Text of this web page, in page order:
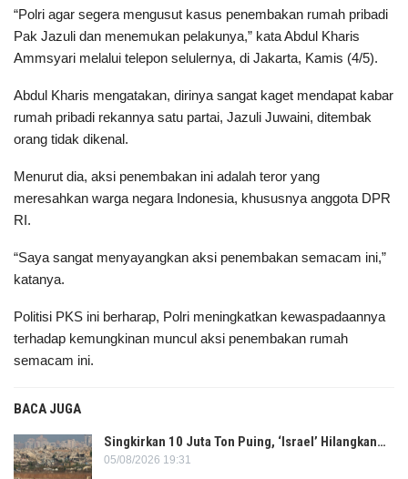
“Polri agar segera mengusut kasus penembakan rumah pribadi
Pak Jazuli dan menemukan pelakunya,” kata Abdul Kharis
Ammsyari melalui telepon selulernya, di Jakarta, Kamis (4/5).
Abdul Kharis mengatakan, dirinya sangat kaget mendapat kabar
rumah pribadi rekannya satu partai, Jazuli Juwaini, ditembak
orang tidak dikenal.
Menurut dia, aksi penembakan ini adalah teror yang
meresahkan warga negara Indonesia, khususnya anggota DPR
RI.
“Saya sangat menyayangkan aksi penembakan semacam ini,”
katanya.
Politisi PKS ini berharap, Polri meningkatkan kewaspadaannya
terhadap kemungkinan muncul aksi penembakan rumah
semacam ini.
BACA JUGA
Singkirkan 10 Juta Ton Puing, ‘Israel’ Hilangkan…
05/08/2026 19:31